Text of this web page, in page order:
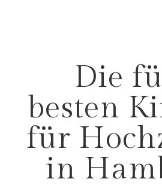
Die
besten
für
in